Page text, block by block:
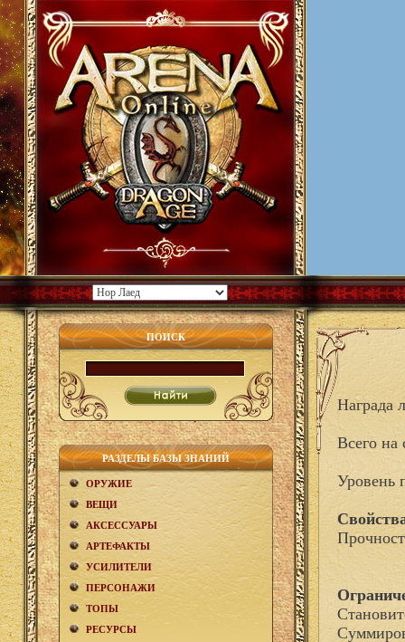
ПОИСК
РАЗДЕЛЫ БАЗЫ ЗНАНИЙ
ОРУЖИЕ
ВЕЩИ
АКCЕСCУАРЫ
АРТЕФАКТЫ
УСИЛИТЕЛИ
ПЕРСОНАЖИ
ТОПЫ
РЕСУРСЫ
Награда
Всего на
Уровень